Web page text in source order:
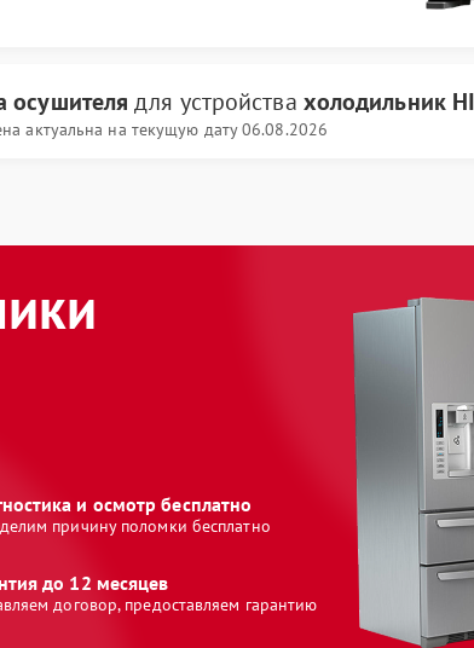
осушителя для устройства холодильник
актуальна на текущую дату 06.08.2026
и осмотр бесплатно
причину поломки бесплатно
до 12 месяцев
договор, предоставляем гарантию